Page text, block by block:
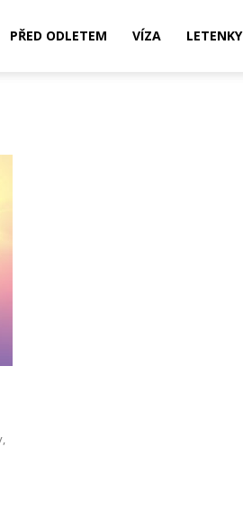
PŘED ODLETEM VÍZA LETENKY